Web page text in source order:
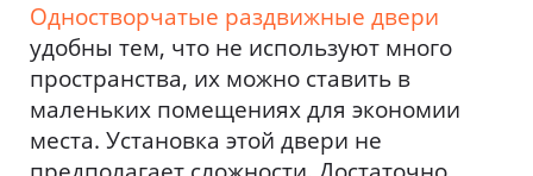
Одностворчатые раздвижные двери
удобны тем, что не используют много
пространства, их можно ставить в
маленьких помещениях для экономии
места. Установка этой двери не